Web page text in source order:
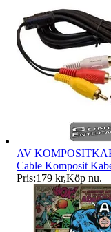
AV
Cable Komposit
Pris:179 kr,Köp nu.